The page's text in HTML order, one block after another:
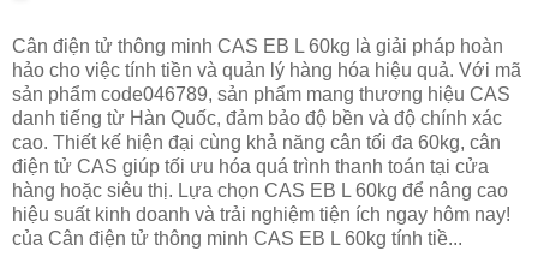
Cân điện tử thông minh CAS EB L 60kg là giải pháp hoàn
hảo cho việc tính tiền và quản lý hàng hóa hiệu quả. Với mã
sản phẩm code046789, sản phẩm mang thương hiệu CAS
danh tiếng từ Hàn Quốc, đảm bảo độ bền và độ chính xác
cao. Thiết kế hiện đại cùng khả năng cân tối đa 60kg, cân
điện tử CAS giúp tối ưu hóa quá trình thanh toán tại cửa
hàng hoặc siêu thị. Lựa chọn CAS EB L 60kg để nâng cao
hiệu suất kinh doanh và trải nghiệm tiện ích ngay hôm nay!
của Cân điện tử thông minh CAS EB L 60kg tính tiề...